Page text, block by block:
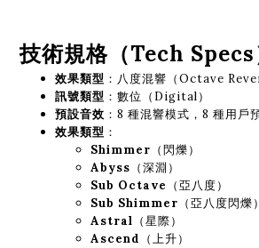
技術規格（Tech Specs
效果類型 ：八度混響（Octave
訊號類型 ：數位（Digital）
預設音效 ：8 種混響模式，8 種用戶
效果類型 ：
Shimmer （閃爍）
Abyss （深淵）
Sub Octave （亞八度）
Sub Shimmer （亞八度閃爍）
Astral （星際）
Ascend （上升）